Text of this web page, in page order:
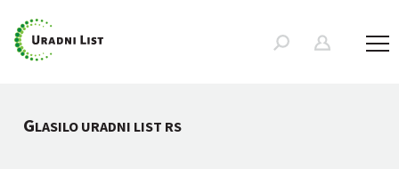
GLASILO URADNI LIST RS